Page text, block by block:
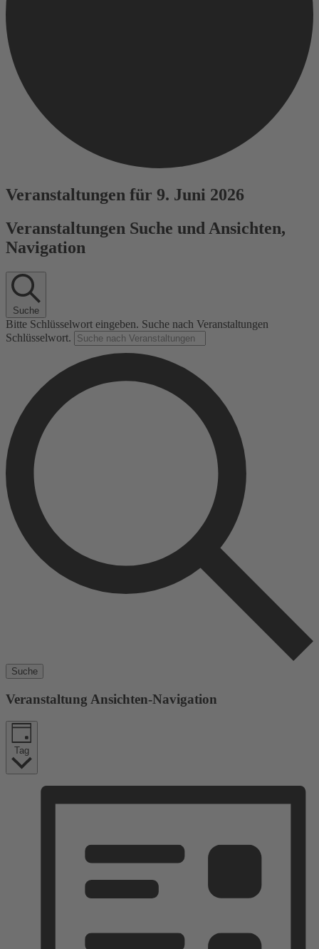
Veranstaltungen für 9. Juni 2026
Veranstaltungen Suche und Ansichten,
Navigation
Suche
Bitte Schlüsselwort eingeben. Suche nach Veranstaltungen
Schlüsselwort.
Suche
Veranstaltung Ansichten-Navigation
Tag